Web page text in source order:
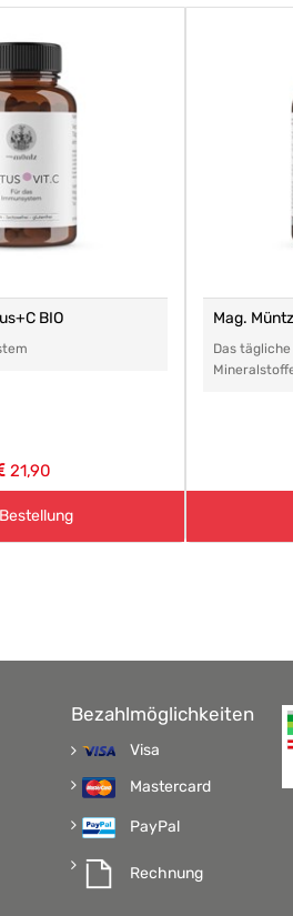
BIO
21,90
Mag.
Das
Bezahlmöglichkeiten
Visa
Mastercard
PayPal
Rechnung